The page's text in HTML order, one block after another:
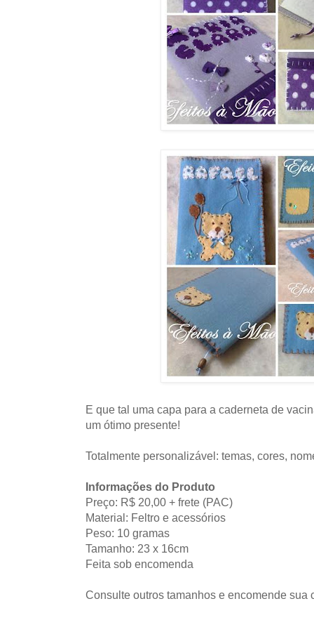
E que tal uma capa para a caderneta de
um ótimo presente!
Totalmente personalizável: temas, cores,
Informações do Produto
Preço: R$ 20,00 + frete (PAC)
Material: Feltro e acessórios
Peso: 10 gramas
Tamanho: 23 x 16cm
Feita sob encomenda
Consulte outros tamanhos e encomende sua